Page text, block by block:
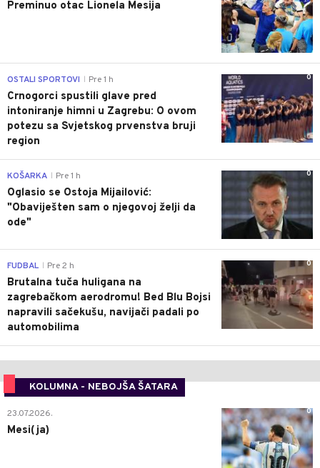
Preminuo otac Lionela Mesija
0
OSTALI SPORTOVI Pre 1 h
Crnogorci spustili glave pred
intoniranje himni u Zagrebu: O ovom
potezu sa Svjetskog prvenstva bruji
region
0
KOŠARKA Pre 1 h
Oglasio se Ostoja Mijailović:
"Obaviješten sam o njegovoj želji da
ode"
0
FUDBAL Pre 2 h
Brutalna tuča huligana na
zagrebačkom aerodromu! Bed Blu Bojsi
napravili sačekušu, navijači padali po
automobilima
KOLUMNA - NEBOJŠA ŠATARA
0
23.07.2026.
Mesi(ja)